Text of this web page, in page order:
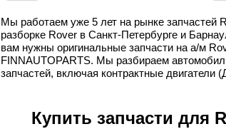
Мы работаем уже 5 лет на рынке запчастей
разборке Rover в Санкт-Петербурге и
вам нужны оригинальные запчасти на а/м
FINNAUTOPARTS. Мы разбираем
запчастей, включая контрактные
Купить запчасти для